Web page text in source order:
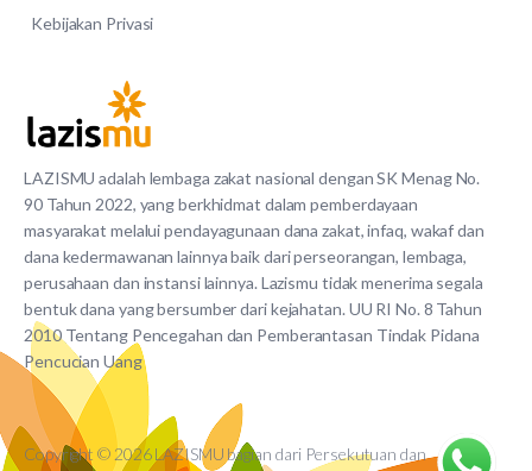
LAZISMU adalah lembaga zakat nasional dengan SK Menag No.
90 Tahun 2022, yang berkhidmat dalam pemberdayaan
masyarakat melalui pendayagunaan dana zakat, infaq, wakaf dan
dana kedermawanan lainnya baik dari perseorangan, lembaga,
perusahaan dan instansi lainnya. Lazismu tidak menerima segala
bentuk dana yang bersumber dari kejahatan. UU RI No. 8 Tahun
2010 Tentang Pencegahan dan Pemberantasan Tindak Pidana
Pencucian Uang
Kebijakan Privasi
Copyright © 2026 LAZISMU bagian dari Persekutuan dan